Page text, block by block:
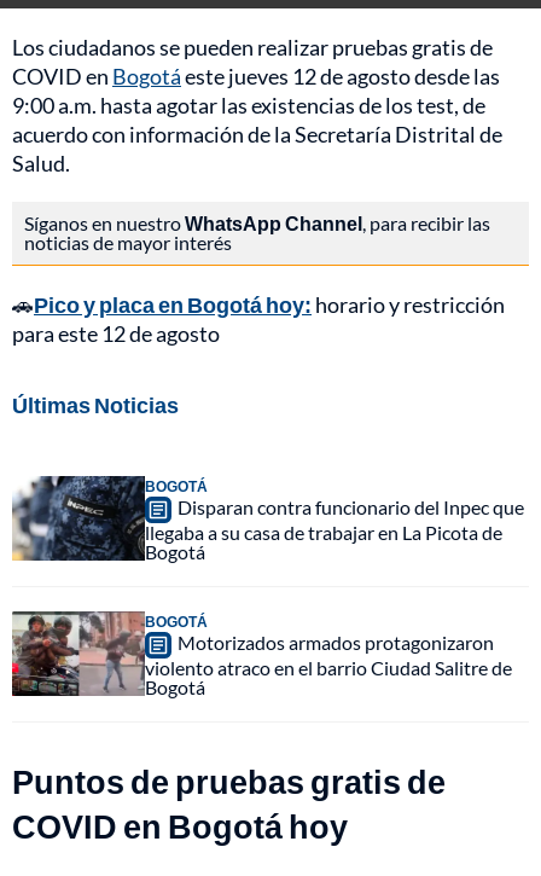
Los ciudadanos se pueden realizar pruebas gratis de
COVID en Bogotáeste jueves 12 de agosto desde las
9:00 a.m. hasta agotar las existencias de los test, de
acuerdo con información de la Secretaría Distrital de
Salud.
Síganos en nuestroWhatsApp Channel, para recibir las
noticias de mayor interés
🚗Pico y placa en Bogotá hoy: horario y restricción
para este 12 de agosto
Últimas Noticias
BOGOTÁ
Disparan contra funcionario del Inpec que
llegaba a su casa de trabajar en La Picota de
Bogotá
BOGOTÁ
Motorizados armados protagonizaron
violento atraco en el barrio Ciudad Salitre de
Bogotá
Puntos de pruebas gratis de
COVID en Bogotá hoy